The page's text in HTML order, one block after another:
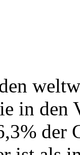
in den
der